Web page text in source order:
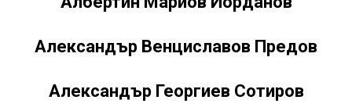
Александър Венциславов Предов
Александър Георгиев Сотиров